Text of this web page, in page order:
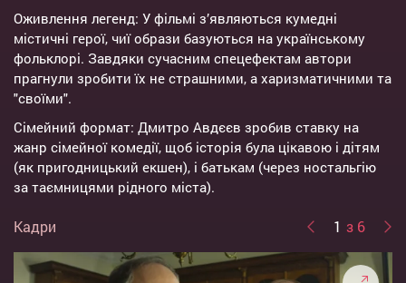
Оживлення легенд: У фільмі з’являються кумедні
містичні герої, чиї образи базуються на українському
фольклорі. Завдяки сучасним спецефектам автори
прагнули зробити їх не страшними, а харизматичними та
"своїми".
Сімейний формат: Дмитро Авдєєв зробив ставку на
жанр сімейної комедії, щоб історія була цікавою і дітям
(як пригодницький екшен), і батькам (через ностальгію
за таємницями рідного міста).
Кадри 1 з 6